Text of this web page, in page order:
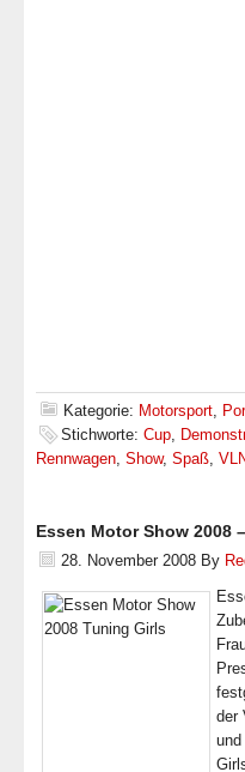
Kategorie: Motorsport,
Stichworte: Cup,
Rennwagen, Show, Spaß,
Essen Motor Show 2008
28. November 2008 By
der